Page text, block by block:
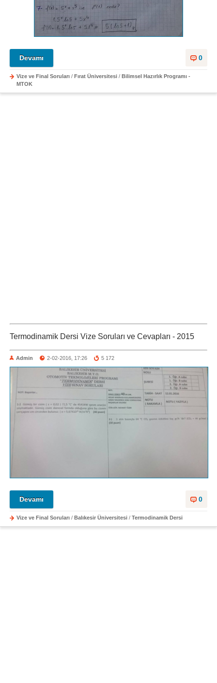
0
Devamı
Vize ve Final Soruları / Fırat Üniversitesi / Bilimsel Hazırlık Programı -
MTOK
Termodinamik Dersi Vize Soruları ve Cevapları - 2015
Admin 2-02-2016, 17:26 5 172
0
Devamı
Vize ve Final Soruları / Balıkesir Üniversitesi / Termodinamik Dersi